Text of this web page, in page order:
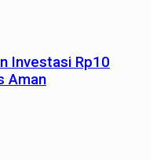
Investasi Rp10
Aman